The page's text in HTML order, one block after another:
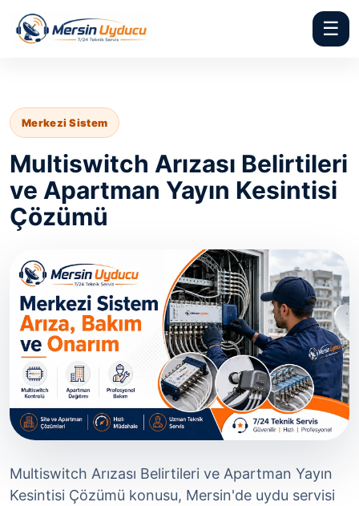
☰
Merkezi Sistem
Multiswitch Arızası Belirtileri
ve Apartman Yayın Kesintisi
Çözümü
Multiswitch Arızası Belirtileri ve Apartman Yayın
Kesintisi Çözümü konusu, Mersin'de uydu servisi